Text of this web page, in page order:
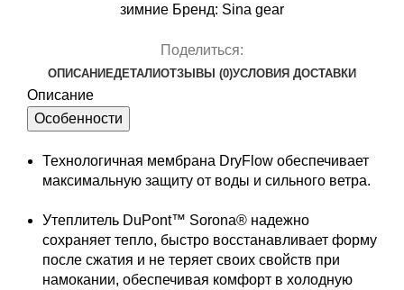
зимние Бренд: Sina gear
Поделиться:
ОПИСАНИЕДЕТАЛИОТЗЫВЫ (0)УСЛОВИЯ ДОСТАВКИ
Описание
Особенности
Технологичная мембрана DryFlow обеспечивает
максимальную защиту от воды и сильного ветра.
Утеплитель DuPont™ Sorona® надежно
сохраняет тепло, быстро восстанавливает форму
после сжатия и не теряет своих свойств при
намокании, обеспечивая комфорт в холодную